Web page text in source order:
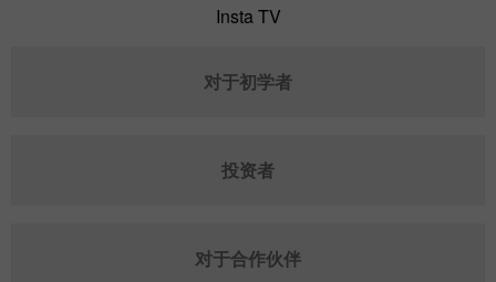
Insta TV
对于初学者
投资者
对于合作伙伴